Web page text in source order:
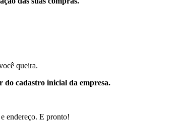
queira.
do cadastro inicial da empresa.
endereço. E pronto!